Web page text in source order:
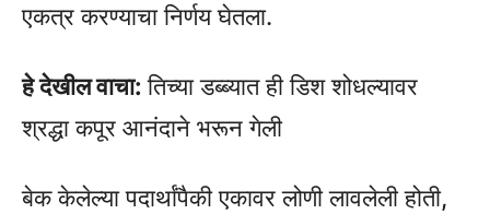
एकत्र करण्याचा निर्णय घेतला.
हे देखील वाचा:तिच्या डब्ब्यात ही डिश शोधल्यावर
श्रद्धा कपूर आनंदाने भरून गेली
बेक केलेल्या पदार्थांपैकी एकावर लोणी लावलेली होती,